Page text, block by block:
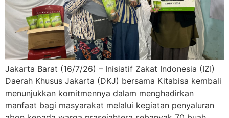
Jakarta Barat (16/7/26) – Inisiatif Zakat Indonesia (IZI)
Daerah Khusus Jakarta (DKJ) bersama Kitabisa kembali
menunjukkan komitmennya dalam menghadirkan
manfaat bagi masyarakat melalui kegiatan penyaluran